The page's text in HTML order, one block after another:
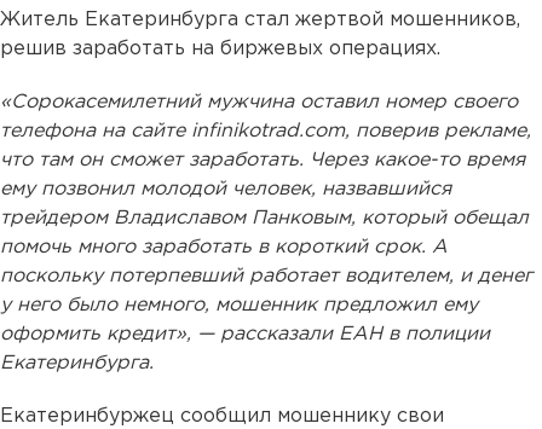
Житель Екатеринбурга стал жертвой мошенников,
решив заработать на биржевых операциях.
«Сорокасемилетний мужчина оставил номер своего
телефона на сайте infinikotrad.com, поверив рекламе,
что там он сможет заработать. Через какое-то время
ему позвонил молодой человек, назвавшийся
трейдером Владиславом Панковым, который обещал
помочь много заработать в короткий срок. А
поскольку потерпевший работает водителем, и денег
у него было немного, мошенник предложил ему
оформить кредит», — рассказали ЕАН в полиции
Екатеринбурга.
Екатеринбуржец сообщил мошеннику свои